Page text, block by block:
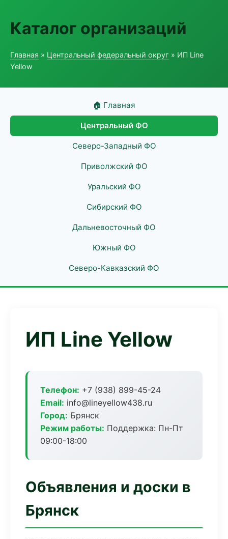
Каталог организаций
Главная » Центральный федеральный округ » ИП Line
Yellow
🏠 Главная
Центральный ФО
Северо-Западный ФО
Приволжский ФО
Уральский ФО
Сибирский ФО
Дальневосточный ФО
Южный ФО
Северо-Кавказский ФО
ИП Line Yellow
Телефон: +7 (938) 899-45-24
Email: info@lineyellow438.ru
Город: Брянск
Режим работы: Поддержка: Пн-Пт
09:00-18:00
Объявления и доски в
Брянск